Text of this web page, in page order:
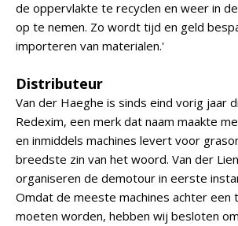
de oppervlakte te recyclen en weer in
op te nemen. Zo wordt tijd en geld
importeren van materialen.'
Distributeur
Van der Haeghe is sinds eind vorig jaar
Redexim, een merk dat naam maakte
en inmiddels machines levert voor
breedste zin van het woord. Van der
organiseren de demotour in eerste
Omdat de meeste machines achter een
moeten worden, hebben wij besloten